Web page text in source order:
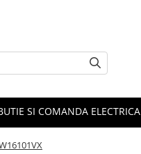
SI COMANDA ELECTRICA